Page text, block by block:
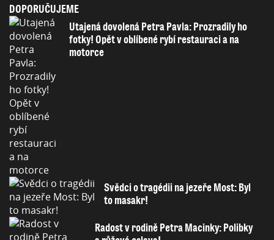
DOPORUČUJEME
Utajená dovolená Petra Pavla: Prozradily ho
fotky! Opět v oblíbené rybí restauraci a na
motorce
Svědci o tragédii na jezeře Most: Byl
to masakr!
Radost v rodině Petra Macinky: Polibky